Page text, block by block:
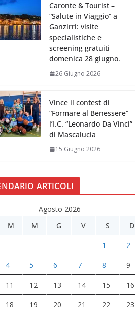
Caronte & Tourist –
“Salute in Viaggio” a
Ganzirri: visite
specialistiche e
screening gratuiti
domenica 28 giugno.
26 Giugno 2026
Vince il contest di
“Formare al Benessere”
l’I.C. “Leonardo Da Vinci”
di Mascalucia
15 Giugno 2026
ARTICOLI
Agosto 2026
M M G V S D
1 2
4 5 6 7 8 9
11 12 13 14 15 16
18 19 20 21 22 23